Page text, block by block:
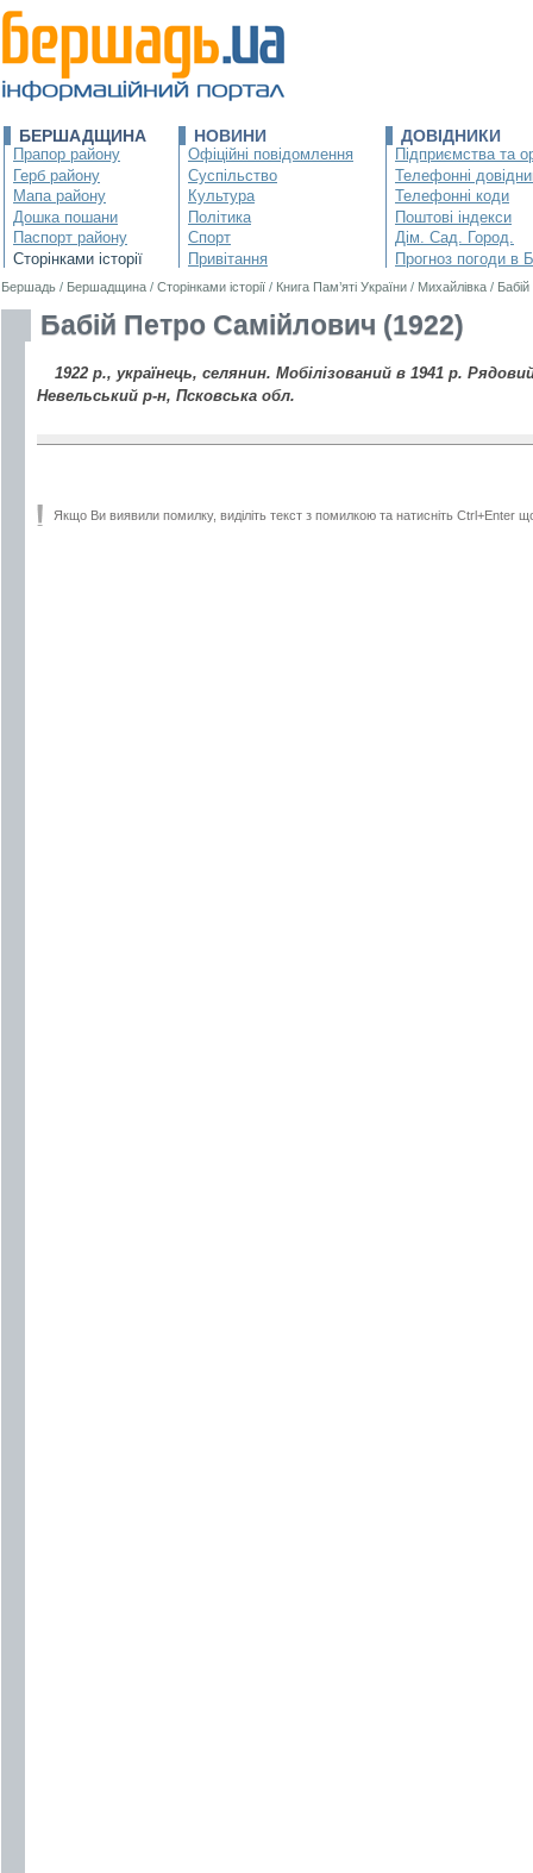
БЕРШАДЩИНА
Прапор району
Герб району
Мапа району
Дошка пошани
Паспорт району
Сторінками історії
НОВИНИ
Офіційні повідомлення
Суспільство
Культура
Політика
Спорт
Привітання
ДОВІДНИКИ
Підприємства та
Телефонні
Телефонні коди
Поштові індекси
Дім. Сад. Город.
Прогноз погоди в
Бершадь / Бершадщина / Сторінками історії / Книга Пам’яті України / Михайлівка /
Бабій Петро Самійлович (1922)
1922 р., українець, селянин. Мобілізований в 1941 р.
Невельський р-н, Псковська обл.
Якщо Ви виявили помилку, виділіть текст з помилкою та натисніть Ctrl+Enter